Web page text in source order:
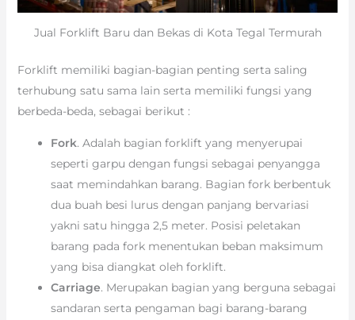
Jual Forklift Baru dan Bekas di Kota Tegal Termurah
Forklift memiliki bagian-bagian penting serta saling
terhubung satu sama lain serta memiliki fungsi yang
berbeda-beda, sebagai berikut :
Fork. Adalah bagian forklift yang menyerupai
seperti garpu dengan fungsi sebagai penyangga
saat memindahkan barang. Bagian fork berbentuk
dua buah besi lurus dengan panjang bervariasi
yakni satu hingga 2,5 meter. Posisi peletakan
barang pada fork menentukan beban maksimum
yang bisa diangkat oleh forklift.
Carriage. Merupakan bagian yang berguna sebagai
sandaran serta pengaman bagi barang-barang